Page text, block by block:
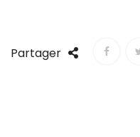
Partager